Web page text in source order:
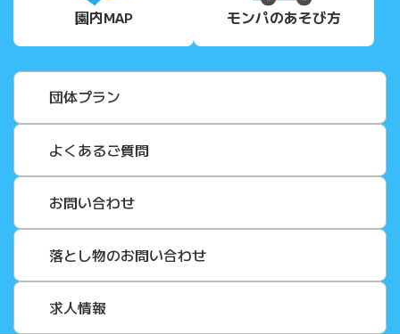
園内MAP モンパのあそび方
団体プラン
よくあるご質問
お問い合わせ
落とし物のお問い合わせ
求人情報